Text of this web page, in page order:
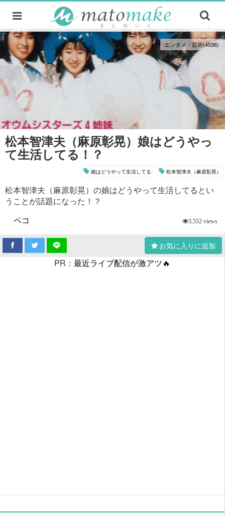
エンタメ・芸能(4536)
松本智津夫（麻原彰晃）娘はどうやっ
て生活してる！？
娘はどうやって生活してる 松本智津夫（麻原彰晃）
松本智津夫（麻原彰晃）の娘はどうやって生活してるとい
うことが話題になった！？
ペコ
3,552 views
お気に入りに追加
PR： 最近ライブ配信が激アツ🔥